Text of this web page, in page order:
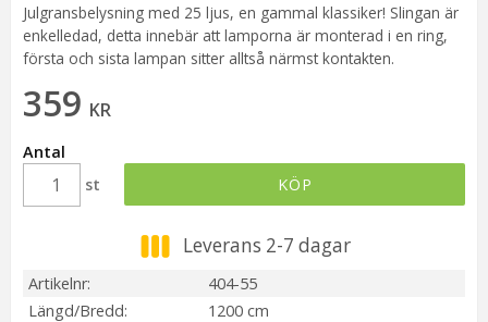
Julgransbelysning med 25 ljus, en gammal klassiker! Slingan är
enkelledad, detta innebär att lamporna är monterad i en ring,
första och sista lampan sitter alltså närmst kontakten.
359 KR
Antal
st
KÖP
Leverans 2-7 dagar
Artikelnr
404-55
Längd/Bredd
1200 cm